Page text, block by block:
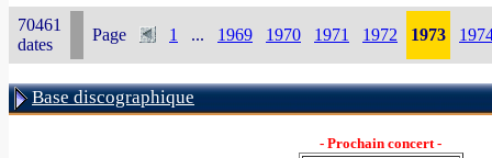
70461
dates
Page 1 ... 1969 1970 1971 1972 1973
Base discographique
- Prochain concert -